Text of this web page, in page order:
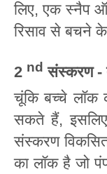
लिए, एक स्नैप
रिसाव से बचने के
2 nd संस्करण -
चूंकि बच्चे लॉक
सकते हैं,
संस्करण
का लॉक है जो